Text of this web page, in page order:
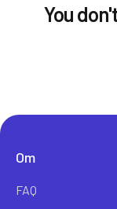
You
Om
FAQ